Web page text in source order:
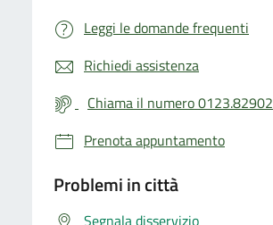
Leggi le domande frequenti
Richiedi assistenza
Chiama il numero 0123.82902
Prenota appuntamento
Problemi in città
Segnala disservizio